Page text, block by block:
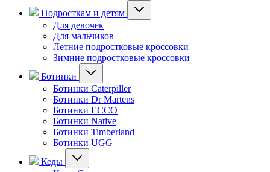
Подросткам и детям
Для девочек
Для мальчиков
Летние подростковые кроссовки
Зимние подростковые кроссовки
Ботинки
Ботинки Caterpiller
Ботинки Dr Martens
Ботинки ECCO
Ботинки Native
Ботинки Timberland
Ботинки UGG
Кеды